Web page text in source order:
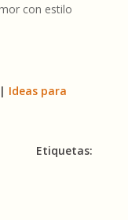
con estilo
Ideas para
Etiquetas: